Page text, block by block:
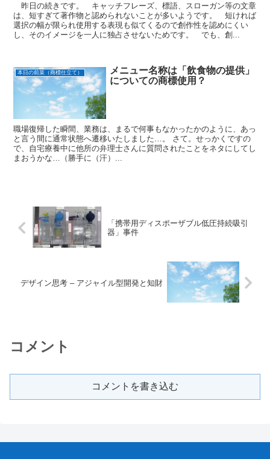
昨日の続きです。 キャッチフレーズ、標語、スローガン等の文章
は、短すぎて著作物と認められないことが多いようです。 短ければ
選択の幅が限られ使用する表現も似てくるので創作性を認めにくい
し、そのイメージを一人に独占させないためです。 でも、創...
本日の前菜（商標仕立て）
メニュー名称は「飲食物の提供」
についての商標使用？
職場復帰した瞬間、業務は、まるで何事もなかったかのように、あっ
と言う間に通常状態へ遷移いたしました…。 さて。せっかくですの
で、自宅療養中に他所の弁理士さんに質問されたことをネタにしてし
まおうかな…（勝手に（汗）...
「携帯用ディスポーザブル低圧持続吸引
器」事件
デザイン思考 – アジャイル型開発と知財
コメント
コメントを書き込む